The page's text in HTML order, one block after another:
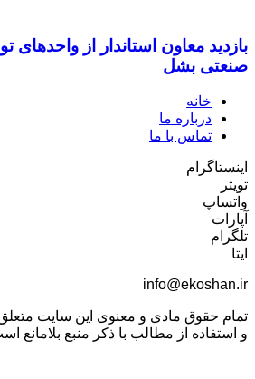
بازدید معاون استاندار از
صنعتی بشل
خانه
درباره ما
تماس با ما
اینستاگرام
تویتر
واتساپ
آپارات
تلگرام
ایتا
info@ekoshan.ir
تمام حقوق مادی و معنوی این سایت
و استفاده از مطالب با ذکر منبع بلامانع